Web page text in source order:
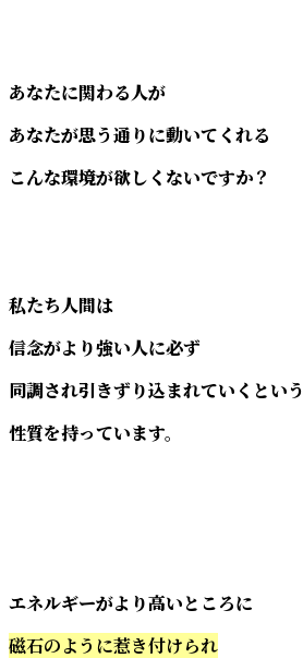
あなたに関わる人が
あなたが思う通りに動いてくれる
こんな環境が欲しくないですか？
私たち人間は
信念がより強い人に必ず
同調され引きずり込まれていくという
性質を持っています。
エネルギーがより高いところに
磁石のように惹き付けられ